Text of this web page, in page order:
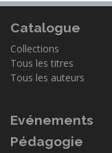
Catalogue
Collections
Tous les titres
Tous les auteurs
Evénements
Pédagogie